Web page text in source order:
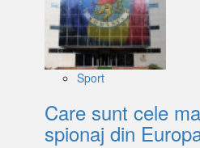
Sport
Care sunt cele
spionaj din